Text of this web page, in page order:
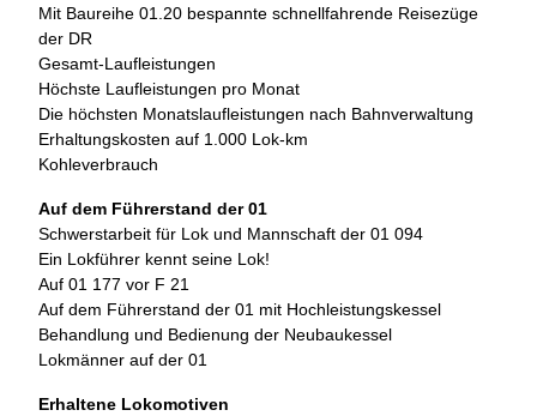
Mit Baureihe 01.20 bespannte schnellfahrende Reisezüge
der DR
Gesamt-Laufleistungen
Höchste Laufleistungen pro Monat
Die höchsten Monatslaufleistungen nach Bahnverwaltung
Erhaltungskosten auf 1.000 Lok-km
Kohleverbrauch
Auf dem Führerstand der 01
Schwerstarbeit für Lok und Mannschaft der 01 094
Ein Lokführer kennt seine Lok!
Auf 01 177 vor F 21
Auf dem Führerstand der 01 mit Hochleistungskessel
Behandlung und Bedienung der Neubaukessel
Lokmänner auf der 01
Erhaltene Lokomotiven